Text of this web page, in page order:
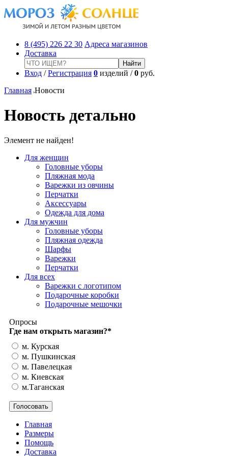
8 (495) 226 22 30 Адреса магазинов
Доставка
Вход /Регистрация 0 изделий /0 руб.
Главная Новости
Новость детально
Элемент не найден!
Для женщин
Головные уборы
Пляжная мода
Варежки из овчины
Перчатки
Аксессуары
Одежда для дома
Для мужчин
Головные уборы
Пляжная одежда
Шарфы
Варежки
Перчатки
Для всех
Варежки с логотипом
Подарочные коробки
Подарочные мешочки
Опросы
Где нам открыть магазин?*
м. Курская
м. Пушкинская
м. Павелецкая
м. Киевская
м.Таганская
Главная
Размеры
Помощь
Доставка